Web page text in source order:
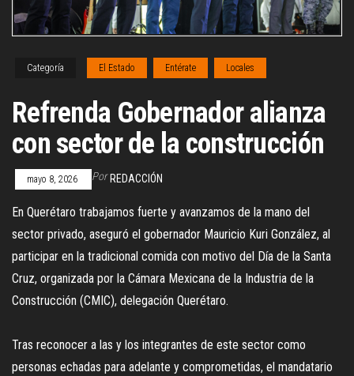
Categoría El Estado Entérate Locales
Refrenda Gobernador alianza
con sector de la construcción
mayo 8, 2026 Por REDACCIÓN
En Querétaro trabajamos fuerte y avanzamos de la mano del
sector privado, aseguró el gobernador Mauricio Kuri González, al
participar en la tradicional comida con motivo del Día de la Santa
Cruz, organizada por la Cámara Mexicana de la Industria de la
Construcción (CMIC), delegación Querétaro.
Tras reconocer a las y los integrantes de este sector como
personas echadas para adelante y comprometidas, el mandatario